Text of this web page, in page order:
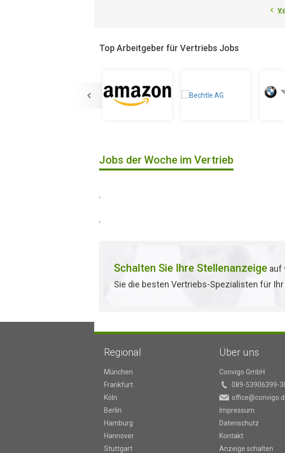
Top Arbeitgeber für Vertriebs Jobs
Jobs der Woche im Vertrieb
,
,
Schalten Sie Ihre Stellenanzeige auf
Sie die besten Vertriebs-Spezialisten für
Regional
München
Frankfurt
Köln
Berlin
Hamburg
Hannover
Stuttgart
Über uns
Convigo GmbH
089-53906399-
Impressum
Datenschutz
Kontakt
Anzeige schalten